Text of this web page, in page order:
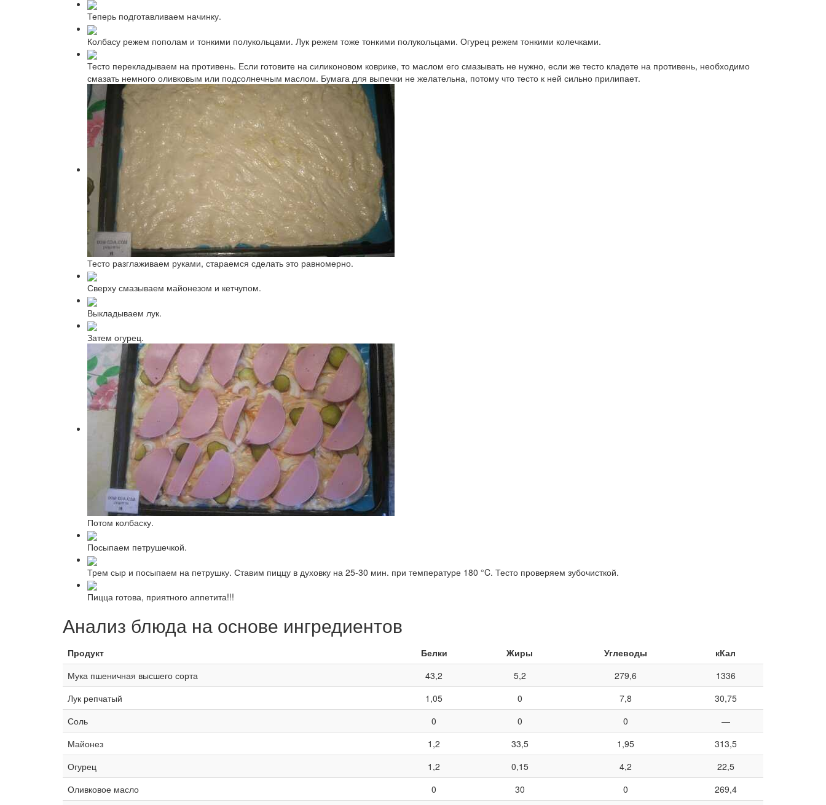
Теперь подготавливаем начинку.
Колбасу режем пополам и тонкими полукольцами. Лук режем тоже тонкими полукольцами. Огурец режем тонкими колечками.
Тесто перекладываем на противень. Если готовите на силиконовом коврике, то маслом его смазывать не нужно, если же тесто кладете на противень, необходимо
смазать немного оливковым или подсолнечным маслом. Бумага для выпечки не желательна, потому что тесто к ней сильно прилипает.
Тесто разглаживаем руками, стараемся сделать это равномерно.
Сверху смазываем майонезом и кетчупом.
Выкладываем лук.
Затем огурец.
Потом колбаску.
Посыпаем петрушечкой.
Трем сыр и посыпаем на петрушку. Ставим пиццу в духовку на 25-30 мин. при температуре 180 °C. Тесто проверяем зубочисткой.
Пицца готова, приятного аппетита!!!
Анализ блюда на основе ингредиентов
Продукт Белки Жиры Углеводы
кКал
Мука пшеничная высшего сорта
43,2 5,2 279,6
1336
Лук репчатый
1,05 0 7,8
30,75
Соль
0 0 0
—
Майонез
1,2 33,5 1,95
313,5
Огурец
1,2 0,15 4,2
22,5
Оливковое масло
0 30 0 269,4